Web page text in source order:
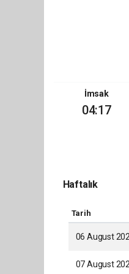
İmsak
04:17
Haftalık
Tarih
06 August
07 August